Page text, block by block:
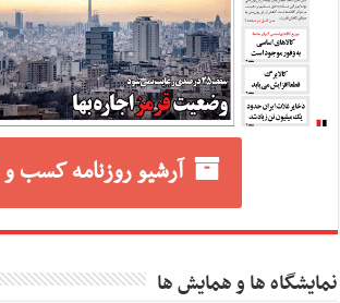
آرشیو روزنامه کسب و
نمایشگاه ها و همایش ها